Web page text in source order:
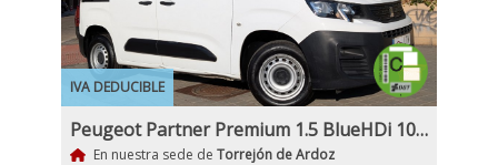
IVA DEDUCIBLE
Peugeot Partner Premium 1.5 BlueHDi 100Cv 3 Plazas con Doble puerta lateral Pantalla tactíl Apple CarPlay y Android Auto IVA y Garantía Inc
En nuestra sede de Torrejón de Ardoz